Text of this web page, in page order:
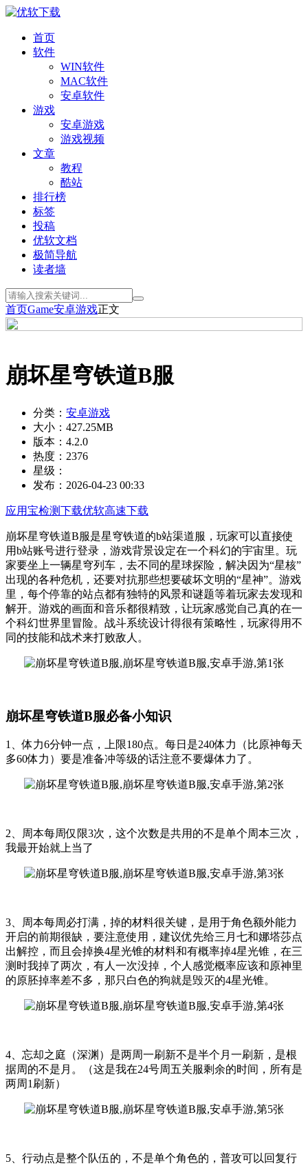
首页
软件
WIN软件
MAC软件
安卓软件
游戏
安卓游戏
游戏视频
文章
教程
酷站
排行榜
标签
投稿
优软文档
极简导航
读者墙
首页Game安卓游戏正文
崩坏星穹铁道B服
分类： 安卓游戏
大小： 427.25MB
版本： 4.2.0
热度： 2376
星级：
发布： 2026-04-23 00:33
应用宝检测下载优软高速下载
崩坏星穹铁道B服是星穹铁道的b站渠道服，玩家可以直接使
用b站账号进行登录，游戏背景设定在一个科幻的宇宙里。玩
家要坐上一辆星穹列车，去不同的星球探险，解决因为“星核”
出现的各种危机，还要对抗那些想要破坏文明的“星神”。游戏
里，每个停靠的站点都有独特的风景和谜题等着玩家去发现和
解开。游戏的画面和音乐都很精致，让玩家感觉自己真的在一
个科幻世界里冒险。战斗系统设计得很有策略性，玩家得用不
同的技能和战术来打败敌人。
崩坏星穹铁道B服必备小知识
1、体力6分钟一点，上限180点。每日是240体力（比原神每天
多60体力）要是准备冲等级的话注意不要爆体力了。
2、周本每周仅限3次，这个次数是共用的不是单个周本三次，
我最开始就上当了
3、周本每周必打满，掉的材料很关键，是用于角色额外能力
开启的前期很缺，要注意使用，建议优先给三月七和娜塔莎点
出解控，而且会掉换4星光锥的材料和有概率掉4星光锥，在三
测时我掉了两次，有人一次没掉，个人感觉概率应该和原神里
的原胚掉率差不多，那只白色的狗就是毁灭的4星光锥。
4、忘却之庭（深渊）是两周一刷新不是半个月一刷新，是根
据周的不是月。（这是我在24号周五关服剩余的时间，所有是
两周1刷新）
5、行动点是整个队伍的，不是单个角色的，普攻可以回复行